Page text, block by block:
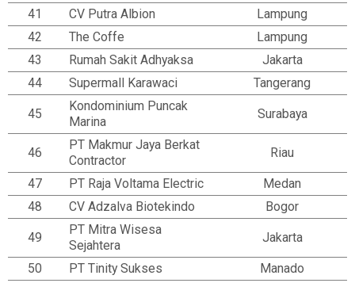
41
CV Putra Albion
Lampung
42
The Coffe
Lampung
43
Rumah Sakit Adhyaksa
Jakarta
44
Supermall Karawaci Tangerang
45
Kondominium Puncak
Marina
Surabaya
46
PT Makmur Jaya Berkat
Contractor
Riau
47 PT Raja Voltama Electric
Medan
48
CV Adzalva Biotekindo Bogor
49
PT Mitra Wisesa
Sejahtera
Jakarta
50 PT Tinity Sukses Manado